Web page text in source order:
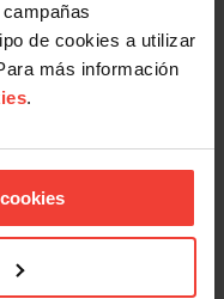
de cookies a utilizar
más información
.